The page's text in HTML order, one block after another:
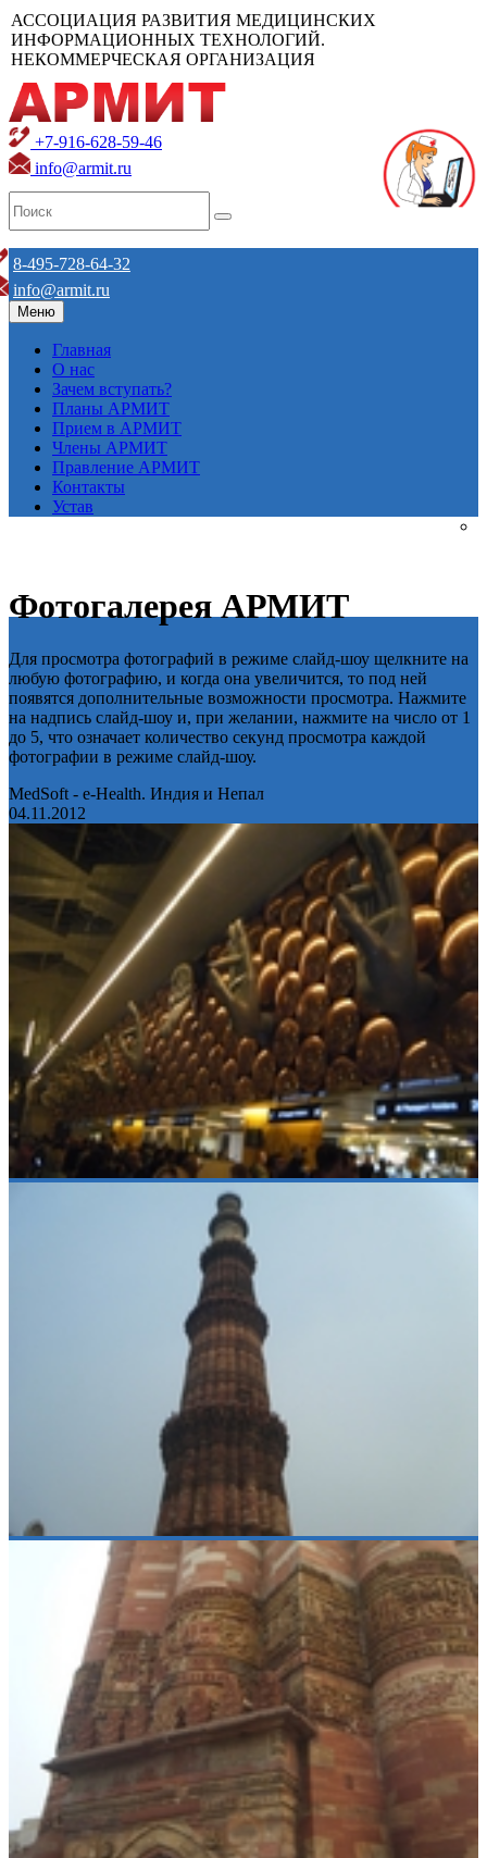
АССОЦИАЦИЯ РАЗВИТИЯ МЕДИЦИНСКИХ
ИНФОРМАЦИОННЫХ ТЕХНОЛОГИЙ.
НЕКОММЕРЧЕСКАЯ ОРГАНИЗАЦИЯ
+7-916-628-59-46
info@armit.ru
8-495-728-64-32
info@armit.ru
Меню
Главная
О нас
Зачем вступать?
Планы АРМИТ
Прием в АРМИТ
Члены АРМИТ
Правление АРМИТ
Контакты
Устав
Фотогалерея АРМИТ
Для просмотра фотографий в режиме слайд-шоу щелкните на
любую фотографию, и когда она увеличится, то под ней
появятся дополнительные возможности просмотра. Нажмите
на надпись слайд-шоу и, при желании, нажмите на число от 1
до 5, что означает количество секунд просмотра каждой
фотографии в режиме слайд-шоу.
MedSoft - e-Health. Индия и Непал
04.11.2012